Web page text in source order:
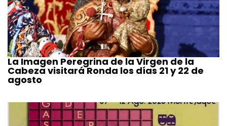
La Imagen Peregrina de la Virgen de la
Cabeza visitará Ronda los días 21 y 22 de
agosto